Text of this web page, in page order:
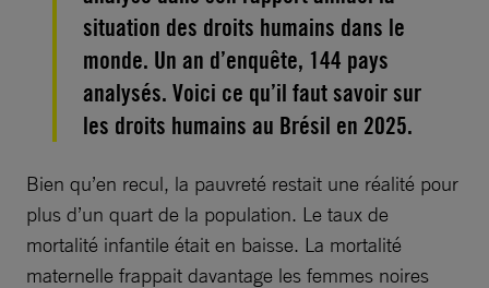
situation des droits humains dans le
monde. Un an d’enquête, 144 pays
analysés. Voici ce qu’il faut savoir sur
les droits humains au Brésil en 2025.
Bien qu’en recul, la pauvreté restait une réalité pour
plus d’un quart de la population. Le taux de
mortalité infantile était en baisse. La mortalité
maternelle frappait davantage les femmes noires